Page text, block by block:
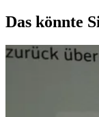
Das könnte